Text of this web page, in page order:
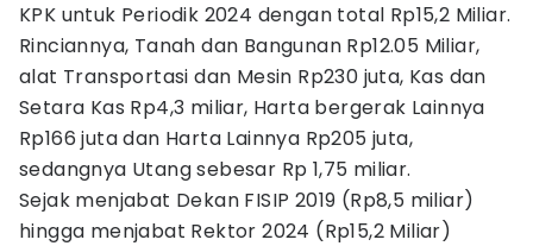
KPK untuk Periodik 2024 dengan total Rp15,2 Miliar.
Rinciannya, Tanah dan Bangunan Rp12.05 Miliar,
alat Transportasi dan Mesin Rp230 juta, Kas dan
Setara Kas Rp4,3 miliar, Harta bergerak Lainnya
Rp166 juta dan Harta Lainnya Rp205 juta,
sedangnya Utang sebesar Rp 1,75 miliar.
Sejak menjabat Dekan FISIP 2019 (Rp8,5 miliar)
hingga menjabat Rektor 2024 (Rp15,2 Miliar)